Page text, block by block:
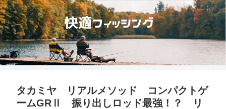
タカミヤ リアルメソッド コンパクトゲ
ームGRⅡ 振り出しロッド最強！？ リ